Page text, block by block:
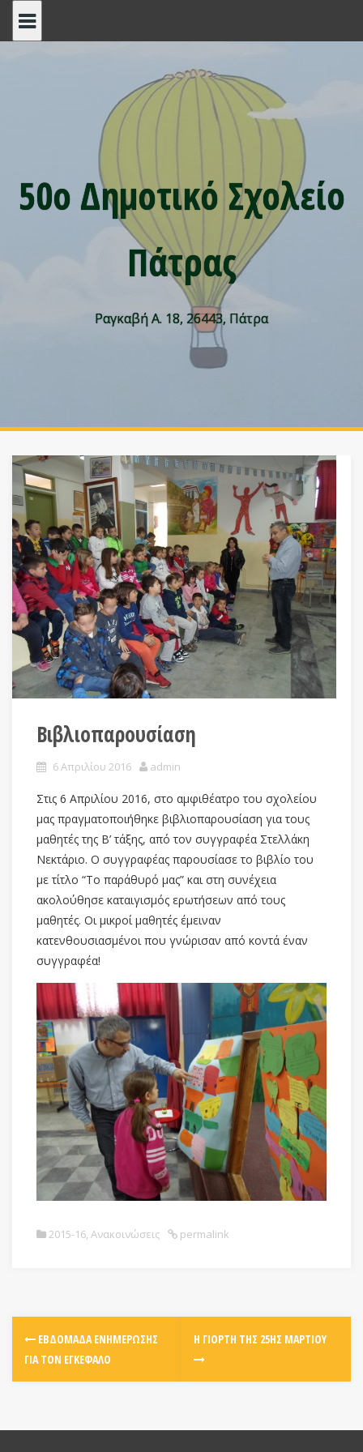
50ο Δημοτικό Σχολείο
Πάτρας
Ραγκαβή Α. 18, 26443, Πάτρα
Βιβλιοπαρουσίαση
6 Απριλίου 2016 admin
Στις 6 Απριλίου 2016, στο αμφιθέατρο του σχολείου
μας πραγματοποιήθηκε βιβλιοπαρουσίαση για τους
μαθητές της Β’ τάξης, από τον συγγραφέα Στελλάκη
Νεκτάριο. Ο συγγραφέας παρουσίασε το βιβλίο του
με τίτλο “Το παράθυρό μας” και στη συνέχεια
ακολούθησε καταιγισμός ερωτήσεων από τους
μαθητές. Οι μικροί μαθητές έμειναν
κατενθουσιασμένοι που γνώρισαν από κοντά έναν
συγγραφέα!
2015-16 Ανακοινώσεις permalink
ΕΒΔΟΜΆΔΑ ΕΝΗΜΈΡΩΣΗΣ
ΓΙΑ ΤΟΝ ΕΓΚΈΦΑΛΟ
Η ΓΙΟΡΤΉ ΤΗΣ 25ΗΣ ΜΑΡΤΊΟΥ